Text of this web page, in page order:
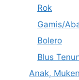
Rok
Gamis/
Bolero
Blus
Anak,